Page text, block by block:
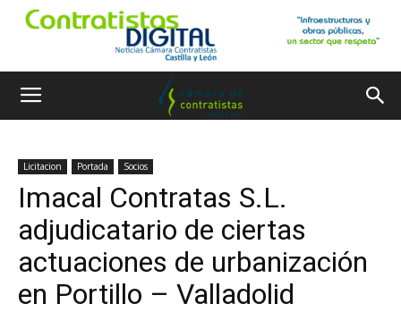
Licitacion Portada Socios
Imacal Contratas S.L.
adjudicatario de ciertas
actuaciones de urbanización
en Portillo – Valladolid